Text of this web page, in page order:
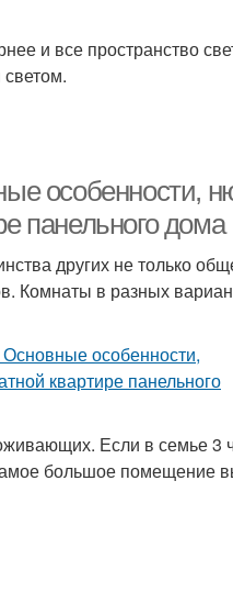
и все пространство
особенности,
панельного дома
других не только
Комнаты в разных
Если в семье 3
большое помещение